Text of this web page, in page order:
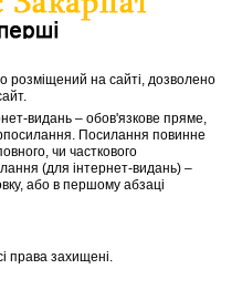
розміщений на сайті, дозволено
видань – обов'язкове пряме,
Посилання повинне
чи часткового
(для інтернет-видань) –
або в першому абзаці
права захищені.